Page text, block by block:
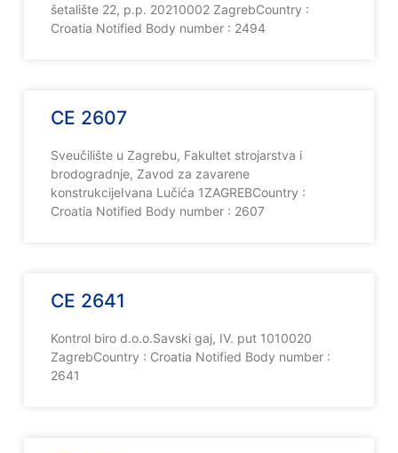
šetalište 22, p.p. 20210002 ZagrebCountry :
Croatia Notified Body number : 2494
CE 2607
Sveučilište u Zagrebu, Fakultet strojarstva i
brodogradnje, Zavod za zavarene
konstrukcijeIvana Lučića 1ZAGREBCountry :
Croatia Notified Body number : 2607
CE 2641
Kontrol biro d.o.o.Savski gaj, IV. put 1010020
ZagrebCountry : Croatia Notified Body number :
2641